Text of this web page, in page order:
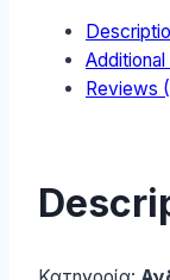
BLACK
quantity
Reviews